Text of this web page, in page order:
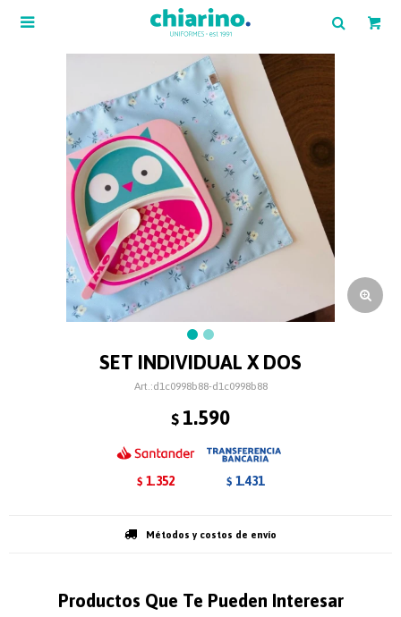

SET INDIVIDUAL X DOS
d1c0998b88-d1c0998b88
$ 1.590
$ 1.352 $ 1.431
Métodos y costos de envío
Productos Que Te Pueden Interesar